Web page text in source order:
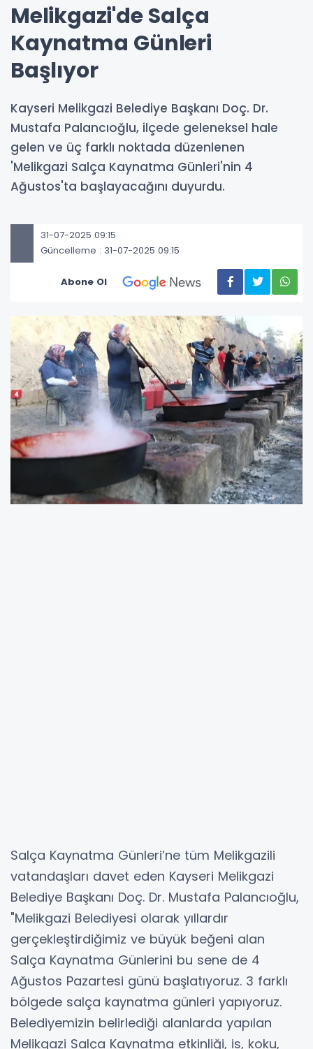
Melikgazi'de Salça
Kaynatma Günleri
Başlıyor
Kayseri Melikgazi Belediye Başkanı Doç. Dr.
Mustafa Palancıoğlu, ilçede geleneksel hale
gelen ve üç farklı noktada düzenlenen
'Melikgazi Salça Kaynatma Günleri'nin 4
Ağustos'ta başlayacağını duyurdu.
31-07-2025 09:15
Güncelleme : 31-07-2025 09:15
Abone Ol
Salça Kaynatma Günleri’ne tüm Melikgazili
vatandaşları davet eden Kayseri Melikgazi
Belediye Başkanı Doç. Dr. Mustafa Palancıoğlu,
"Melikgazi Belediyesi olarak yıllardır
gerçekleştirdiğimiz ve büyük beğeni alan
Salça Kaynatma Günlerini bu sene de 4
Ağustos Pazartesi günü başlatıyoruz. 3 farklı
bölgede salça kaynatma günleri yapıyoruz.
Belediyemizin belirlediği alanlarda yapılan
Melikgazi Salça Kaynatma etkinliği, is, koku,